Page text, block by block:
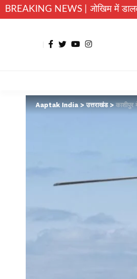
BREAKING NEWS |
जान जोखिम में डालकर पार कर रहे
Aaptak India>उत्तराखंड>काशीपुर